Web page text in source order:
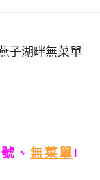
子湖畔無菜單
、 無菜單!